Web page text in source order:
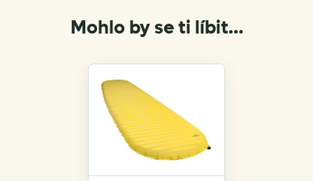
Mohlo by se ti líbit…